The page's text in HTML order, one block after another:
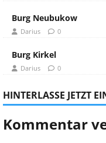
Burg Neubukow
Darius 0
Burg Kirkel
Darius 0
HINTERLASSE JETZT
Kommentar